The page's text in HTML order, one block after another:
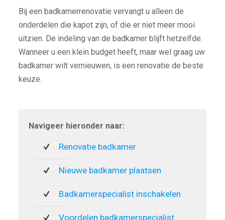
Bij een badkamerrenovatie vervangt u alleen de
onderdelen die kapot zijn, of die er niet meer mooi
uitzien. De indeling van de badkamer blijft hetzelfde.
Wanneer u een klein budget heeft, maar wel graag uw
badkamer wilt vernieuwen, is een renovatie de beste
keuze.
Navigeer hieronder naar:
Renovatie badkamer
Nieuwe badkamer plaatsen
Badkamerspecialist inschakelen
Voordelen badkamerspecialist